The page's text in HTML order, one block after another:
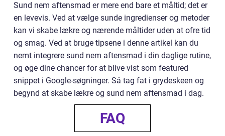
Sund nem aftensmad er mere end bare et måltid; det er
en levevis. Ved at vælge sunde ingredienser og metoder
kan vi skabe lækre og nærende måltider uden at ofre tid
og smag. Ved at bruge tipsene i denne artikel kan du
nemt integrere sund nem aftensmad i din daglige rutine,
og øge dine chancer for at blive vist som featured
snippet i Google-søgninger. Så tag fat i grydeskeen og
begynd at skabe lækre og sund nem aftensmad i dag.
FAQ